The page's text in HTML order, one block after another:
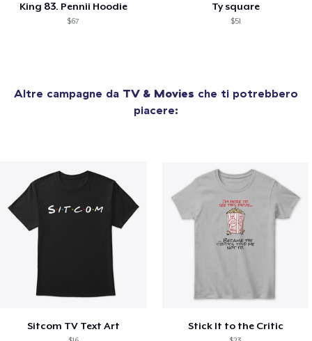
King 83. Pennii Hoodie
$67
Ty square
$51
Altre campagne da TV & Movies che ti potrebbero
piacere:
Sitcom TV Text Art Stick It to the Critic